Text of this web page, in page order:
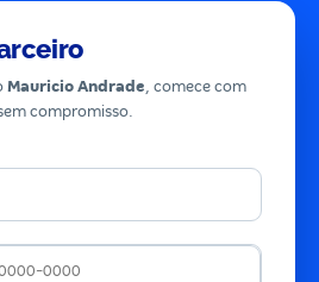
Mauricio Andrade, comece com
compromisso.